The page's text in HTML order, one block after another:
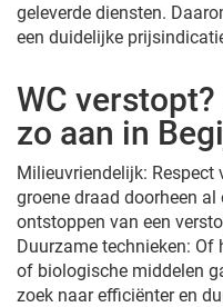
geleverde diensten.
een duidelijke
WC
zo aan in
Milieuvriendelijk: Respect
groene draad doorheen
ontstoppen van een
Duurzame technieken: Of
of biologische middelen
zoek naar efficiënter en